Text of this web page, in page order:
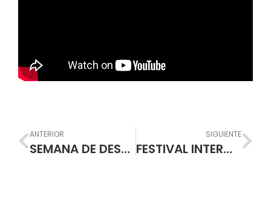
Prev
ANTERIOR
SEMANA DE DESARROLLO INSTITUCIONAL
SIGUIENTE
FESTIVAL INTERCOLEGIADO DE CINE CORTO Temática: PASTO Y SUS IMAGINARIOS